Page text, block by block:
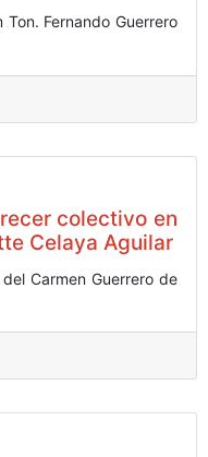
Ton. Fernando Guerrero
colectivo en
Celaya Aguilar
Carmen Guerrero de